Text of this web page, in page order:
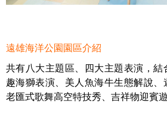
遠雄海洋公園園區介紹
共有八大主題區、四大主題表演，結
趣海獅表演、美人魚海牛生態解說
老匯式歌舞高空特技秀、吉祥物迎賓遊